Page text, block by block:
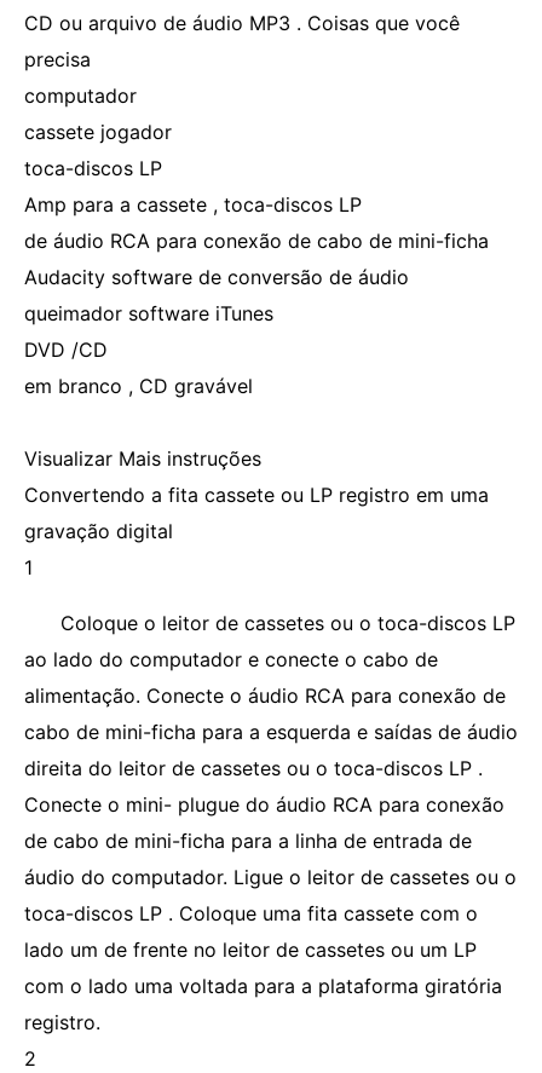
CD ou arquivo de áudio MP3 . Coisas que você
precisa
computador
cassete jogador
toca-discos LP
Amp para a cassete , toca-discos LP
de áudio RCA para conexão de cabo de mini-ficha
Audacity software de conversão de áudio
queimador software iTunes
DVD /CD
em branco , CD gravável
Visualizar Mais instruções
Convertendo a fita cassete ou LP registro em uma
gravação digital
1
Coloque o leitor de cassetes ou o toca-discos LP
ao lado do computador e conecte o cabo de
alimentação. Conecte o áudio RCA para conexão de
cabo de mini-ficha para a esquerda e saídas de áudio
direita do leitor de cassetes ou o toca-discos LP .
Conecte o mini- plugue do áudio RCA para conexão
de cabo de mini-ficha para a linha de entrada de
áudio do computador. Ligue o leitor de cassetes ou o
toca-discos LP . Coloque uma fita cassete com o
lado um de frente no leitor de cassetes ou um LP
com o lado uma voltada para a plataforma giratória
registro.
2